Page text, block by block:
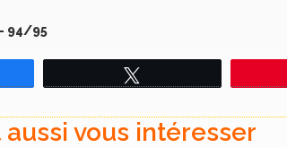
– 94/95
vous intéresser